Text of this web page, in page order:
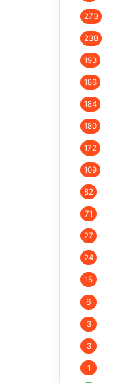
273
238
193
186
184
180
172
109
82
71
27
24
15
6
3
3
1